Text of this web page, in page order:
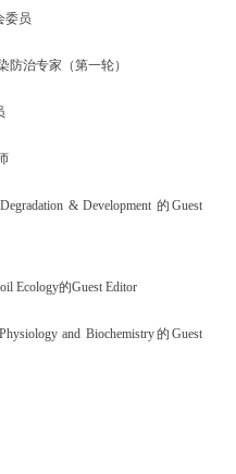
委员
治专家（第一轮）
& Development 的 Guest
Ecology的Guest Editor
and Biochemistry的 Guest